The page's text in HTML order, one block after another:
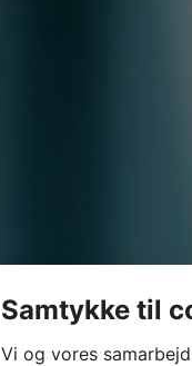
Samtykke til
Vi og vores